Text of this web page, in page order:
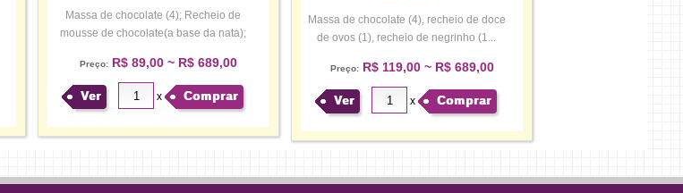
Massa de chocolate (4); Recheio de
mousse de chocolate(a base da nata);
Preço: R$ 89,00 ~ R$ 689,00
Ver x Comprar
Massa de chocolate (4), recheio de doce
de ovos (1), recheio de negrinho (1...
Preço:R$ 119,00 ~ R$ 689,00
Ver x Comprar